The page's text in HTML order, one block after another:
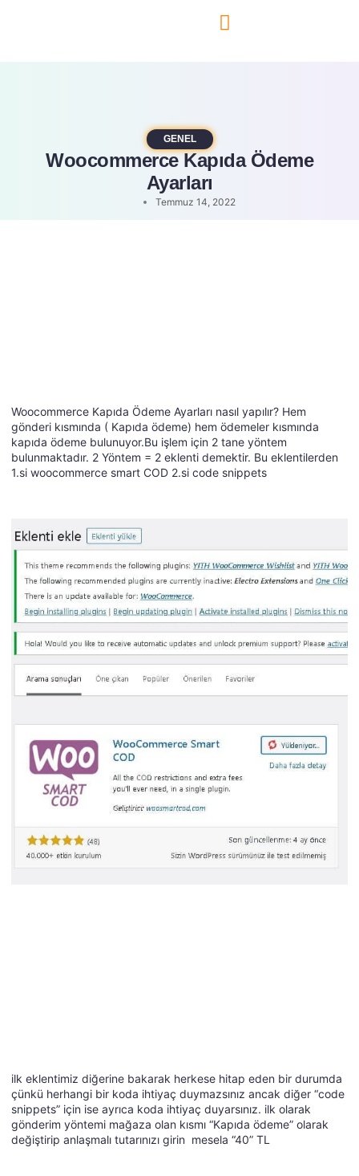
GENEL
Woocommerce Kapıda Ödeme
Ayarları
Temmuz 14, 2022
Woocommerce Kapıda Ödeme Ayarları nasıl yapılır? Hem
gönderi kısmında ( Kapıda ödeme) hem ödemeler kısmında
kapıda ödeme bulunuyor.Bu işlem için 2 tane yöntem
bulunmaktadır. 2 Yöntem = 2 eklenti demektir. Bu eklentilerden
1.si woocommerce smart COD 2.si code snippets
ilk eklentimiz diğerine bakarak herkese hitap eden bir durumda
çünkü herhangi bir koda ihtiyaç duymazsınız ancak diğer “code
snippets” için ise ayrıca koda ihtiyaç duyarsınız. ilk olarak
gönderim yöntemi mağaza olan kısmı “Kapıda ödeme” olarak
değiştirip anlaşmalı tutarınızı girin mesela “40” TL